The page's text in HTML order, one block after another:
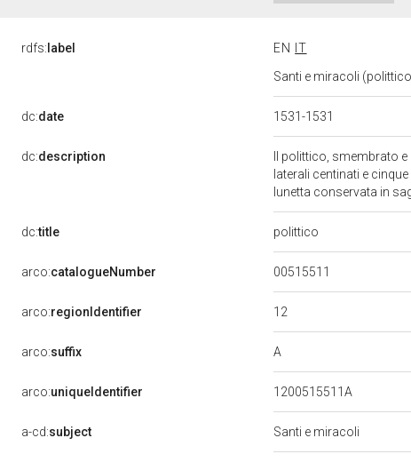
rdfs: label EN
IT
Santi e miracoli
dc:date 1531-1531
dc:description
Il polittico, smembrato
laterali centinati e
lunetta conservata in
dc:title polittico
arco:catalogueNumber 00515511
arco:regionIdentifier 12
arco:suffix A
arco:uniqueIdentifier 1200515511A
a-cd:subject Santi e miracoli